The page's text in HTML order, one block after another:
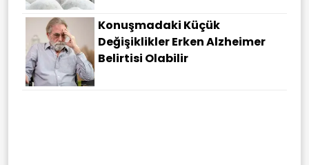
Konuşmadaki Küçük
Değişiklikler Erken Alzheimer
Belirtisi Olabilir